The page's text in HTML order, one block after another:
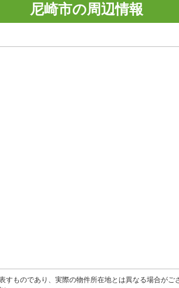
尼崎市の周辺情報
ものであり、実際の物件所在地とは異なる場合がご